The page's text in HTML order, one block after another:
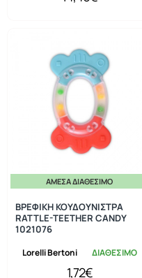
ΆΜΕΣΑ ΔΙΑΘΈΣΙΜΟ
Lorelli Bertoni ΔΙΑΘΕΣΙΜΟ
ΒΡΕΦΙΚΗ ΚΟΥΔΟΥΝΙΣΤΡΑ
RATTLE-TEETHER CANDY
1021076
1,72€